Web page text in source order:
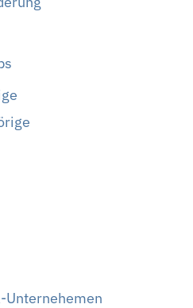
Unternehemen